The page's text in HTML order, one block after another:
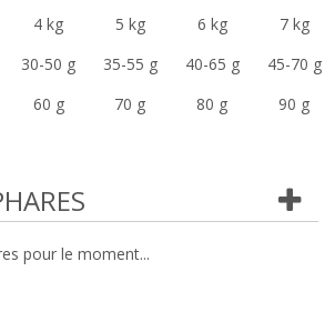
4 kg 5 kg 6 kg
7 kg
30-50 g 35-55 g 40-65 g
45-70 g
60 g 70 g 80 g 90 g
pour le moment...